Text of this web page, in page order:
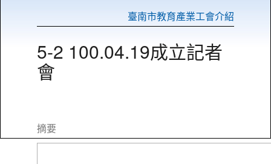
臺南市教育產業工會介紹
5-2 100.04.19成立記者
會
摘要